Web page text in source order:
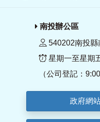
南投辦公區
540202南投
星期一至星期
（公司登記：
政府網